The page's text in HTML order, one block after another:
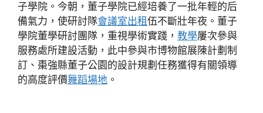
子學院。今朝，董子學院已經培養了一批年輕的后
備氣力，使研討隊會議室出租伍不斷壯年夜。董子
學院董學研討團隊，重視學術實踐， 教學屢次參與
服務處所建設活動，此中參與市博物館展陳計劃制
訂、棗強縣董子公園的設計規劃任務獲得有關領導
的高度評價舞蹈場地 。